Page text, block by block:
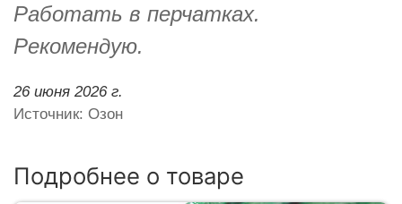
Работать в перчатках.
Рекомендую.
26 июня 2026 г.
Источник: Озон
Подробнее о товаре